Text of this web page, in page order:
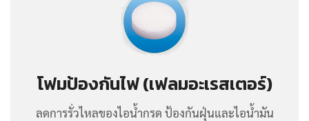
โฟมป้องกันไฟ (เฟลมอะเรสเตอร์)
ลดการรั่วไหลของไอน้ำกรด ป้องกันฝุ่นและไอน้ำมัน